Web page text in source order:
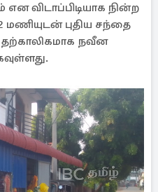
விடாப்பிடியாக நின்ற
மணியுடன் புதிய சந்தை
தற்காலிகமாக நவீன